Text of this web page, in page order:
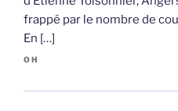
frappé par le nombre de
En […]
OH